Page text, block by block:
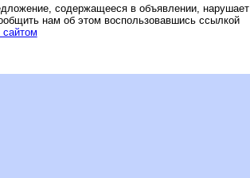
содержащееся в объявлении, нарушает
нам об этом воспользовавшись ссылкой
сайтом